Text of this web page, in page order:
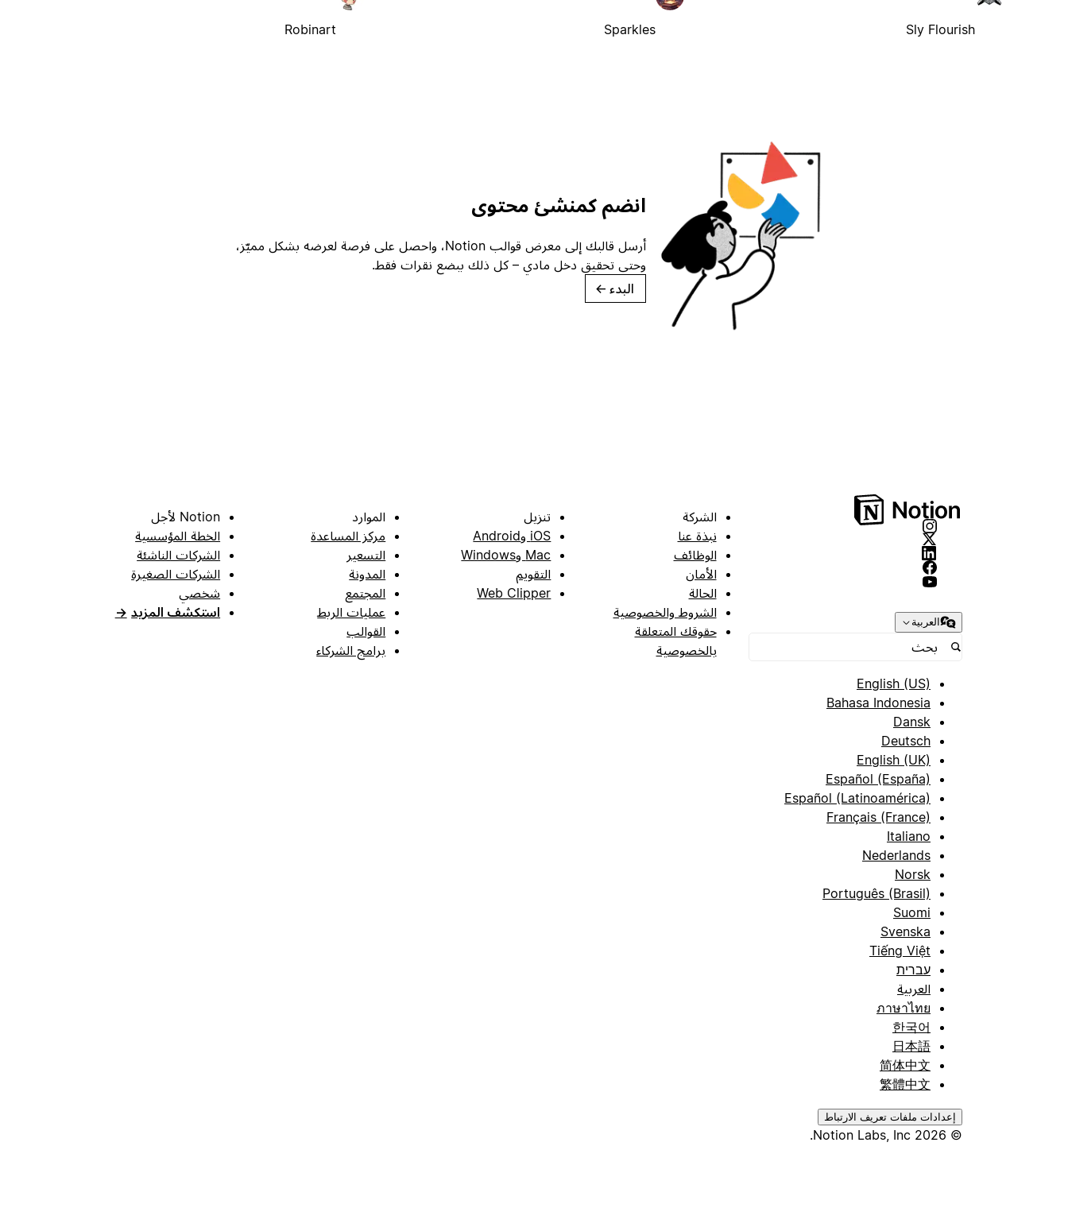
Sly Flourish
Sparkles
Robinart
انضم كمنشئ محتوى
أرسل قالبك إلى معرض قوالب Notion، واحصل على فرصة لعرضه بشكل مميّز،
وحتى تحقيق دخل مادي – كل ذلك ببضع نقرات فقط.
البدء →
العربية
English (US)
Bahasa Indonesia
Dansk
Deutsch
English (UK)
Español (España)
Español (Latinoamérica)
Français (France)
Italiano
Nederlands
Norsk
Português (Brasil)
Suomi
Svenska
Tiếng Việt
עברית
العربية
ภาษาไทย
한국어
日本語
简体中文
繁體中文
إعدادات ملفات تعريف الارتباط
© 2026 Notion Labs, Inc.
الشركة
نبذة عنا
الوظائف
الأمان
الحالة
الشروط والخصوصية
حقوقك المتعلقة
بالخصوصية
تنزيل
iOS وAndroid
Mac وWindows
التقويم
Web Clipper
الموارد
مركز المساعدة
التسعير
المدونة
المجتمع
عمليات الربط
القوالب
برامج الشركاء
Notion لأجل
الخطة المؤسسية
الشركات الناشئة
الشركات الصغيرة
شخصي
استكشف المزيد →